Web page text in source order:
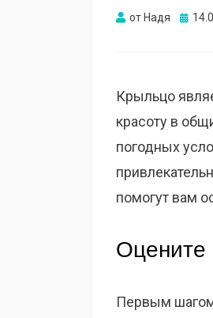
от Надя
Крыльцо
красоту в
погодных
помогут вам
Оцените
Первым шагом